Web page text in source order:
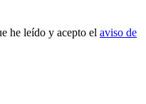
he leído y acepto el aviso de